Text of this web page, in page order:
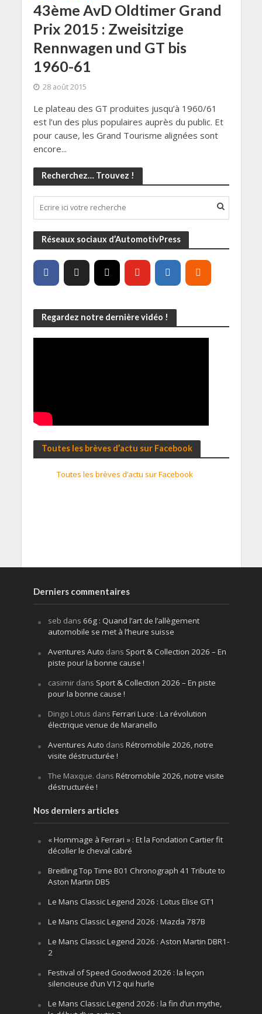
43ème AvD Oldtimer Grand
Prix 2015 : Zweisitzige
Rennwagen und GT bis
1960-61
28 août 2015
Le plateau des GT produites jusqu’à 1960/61
est l’un des plus populaires auprès du public. Et
pour cause, les Grand Tourisme alignées sont
encore...
Recherchez… Trouvez !
Réseaux sociaux d’AutomotivPress
Regardez notre dernière vidéo !
Toutes les brèves d’actu sur Facebook
Toutes les brèves d’actu sur Facebook
Derniers commentaires
seb dans 66g : Quand l’art de l’allègement
automobile se met à l’heure suisse
Aventures Auto dans Sport & Collection 2026 – En
piste pour la bonne cause !
casimirdans Sport & Collection 2026 – En piste
pour la bonne cause !
Dingo Lotus dans Ferrari Luce : La révolution
électrique venue de Maranello
Aventures Auto dans Rétromobile 2026, notre
visite déstructurée !
The Maxque. dans Rétromobile 2026, notre visite
déstructurée !
Nos derniers articles
« Hommage à Ferrari » : Et la Fondation Cartier fit
décoller le cheval cabré
Breitling Top Time B01 Chronograph 41 Tribute to
Aston Martin DB5
Le Mans Classic Legend 2026 : Lotus Elise GT1
Le Mans Classic Legend 2026 : Mazda 787B
Le Mans Classic Legend 2026 : Aston Martin DBR1-
2
Festival of Speed Goodwood 2026 : la leçon
silencieuse d’un V12 qui hurle
Le Mans Classic Legend 2026 : la fin d’un mythe,